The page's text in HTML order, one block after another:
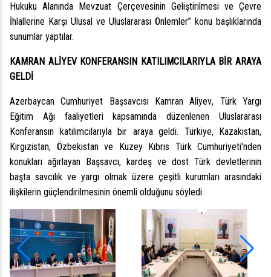
Hukuku Alanında Mevzuat Çerçevesinin Geliştirilmesi ve Çevre
İhlallerine Karşı Ulusal ve Uluslararası Önlemler” konu başlıklarında
sunumlar yaptılar.
KAMRAN ALİYEV KONFERANSIN KATILIMCILARIYLA BİR ARAYA
GELDİ
Azerbaycan Cumhuriyet Başsavcısı Kamran Aliyev, Türk Yargı
Eğitim Ağı faaliyetleri kapsamında düzenlenen Uluslararası
Konferansın katılımcılarıyla bir araya geldi. Türkiye, Kazakistan,
Kırgızistan, Özbekistan ve Kuzey Kıbrıs Türk Cumhuriyeti'nden
konukları ağırlayan Başsavcı, kardeş ve dost Türk devletlerinin
başta savcılık ve yargı olmak üzere çeşitli kurumları arasındaki
ilişkilerin güçlendirilmesinin önemli olduğunu söyledi.